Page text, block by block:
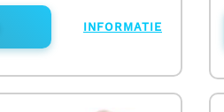
INFORMATIE